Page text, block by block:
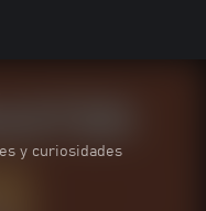
y curiosidades